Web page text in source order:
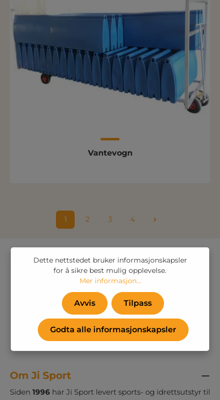
Vantevogn
Side
1 Side
2 Side
3 Side
4
Om Ji Sport
Siden 1996 har Ji Sport levert sports- og idrettsutstyr til
Dette nettstedet bruker informasjonskapsler
for å sikre best mulig opplevelse.
Mer informasjon...
Avvis Tilpass
Godta alle informasjonskapsler